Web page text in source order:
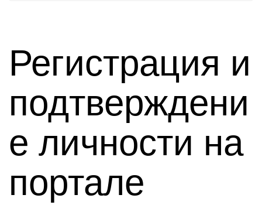
Регистрация и
подтверждени
е личности на
портале